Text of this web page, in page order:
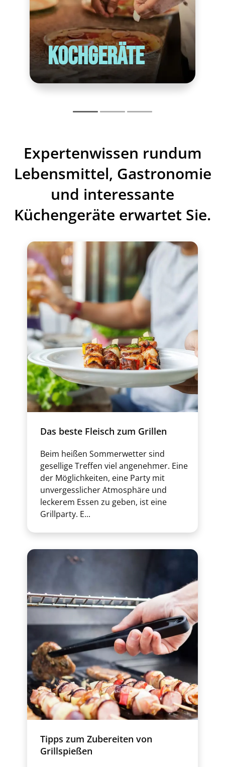
Kochgeräte
Expertenwissen rundum
Lebensmittel, Gastronomie
und interessante
Küchengeräte erwartet Sie.
Das beste Fleisch zum Grillen
Beim heißen Sommerwetter sind
gesellige Treffen viel angenehmer. Eine
der Möglichkeiten, eine Party mit
unvergesslicher Atmosphäre und
leckerem Essen zu geben, ist eine
Grillparty. E...
Tipps zum Zubereiten von
Grillspießen